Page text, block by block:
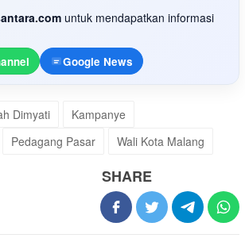
untuk mendapatkan informasi
Google News
Dimyati
Kampanye
Pedagang Pasar Wali Kota Malang
SHARE